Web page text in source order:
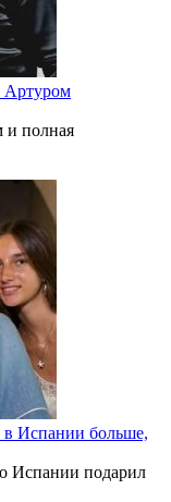
Артуром
и полная
в Испании больше,
Испании подарил